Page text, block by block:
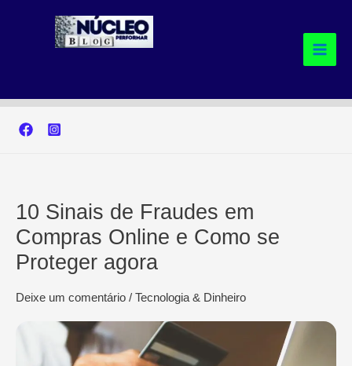
10 Sinais de Fraudes em
Compras Online e Como se
Proteger agora
Deixe um comentário / Tecnologia & Dinheiro